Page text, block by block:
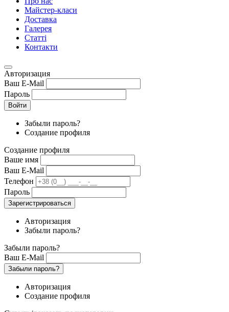
Майстер-класи
Доставка
Галерея
Статтi
Контакти
Авторизация
Ваш E-Mail
Пароль
Войти
Забыли пароль?
Создание профиля
Создание профиля
Ваше имя
Ваш E-Mail
Телефон
Пароль
Зарегистрироваться
Авторизация
Забыли пароль?
Забыли пароль?
Ваш E-Mail
Забыли пароль?
Авторизация
Создание профиля